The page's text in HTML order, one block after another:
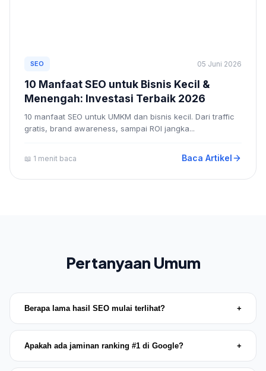
SEO 05 Juni 2026
10 Manfaat SEO untuk Bisnis Kecil &
Menengah: Investasi Terbaik 2026
10 manfaat SEO untuk UMKM dan bisnis kecil. Dari traffic
gratis, brand awareness, sampai ROI jangka...
📖 1 menit baca Baca Artikel
Pertanyaan Umum
Berapa lama hasil SEO mulai terlihat? +
Apakah ada jaminan ranking #1 di Google? +